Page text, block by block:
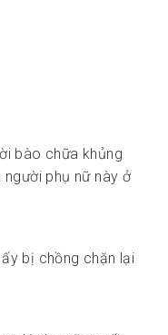
bào chữa khủng
phụ nữ này ở
bị chồng chặn lại